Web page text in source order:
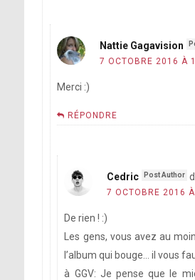
Nattie Gagavision
7 OCTOBRE 2016 À
Merci :)
RÉPONDRE
Cedric
7 OCTOBRE 2016
De rien ! :)
Les gens, vous avez au
l’album qui bouge… il vous
à GGV: Je pense que le